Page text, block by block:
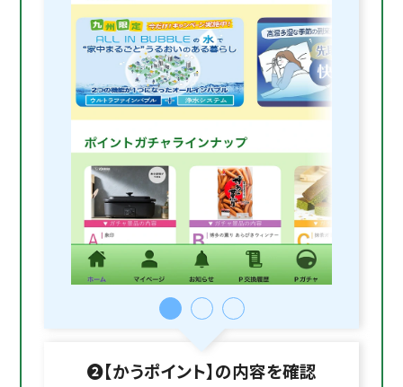
❷【かうポイント】の内容を確認